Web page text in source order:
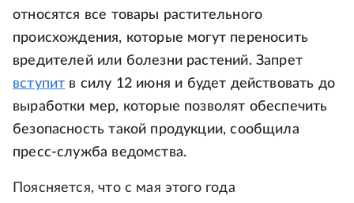
относятся все товары растительного
происхождения, которые могут переносить
вредителей или болезни растений. Запрет
вступит в силу 12 июня и будет действовать до
выработки мер, которые позволят обеспечить
безопасность такой продукции, сообщила
пресс-служба ведомства.
Поясняется, что с мая этого года